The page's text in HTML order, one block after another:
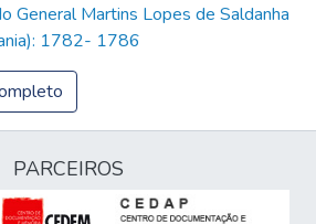
General Martins Lopes de Saldanha
1782- 1786
PARCEIROS